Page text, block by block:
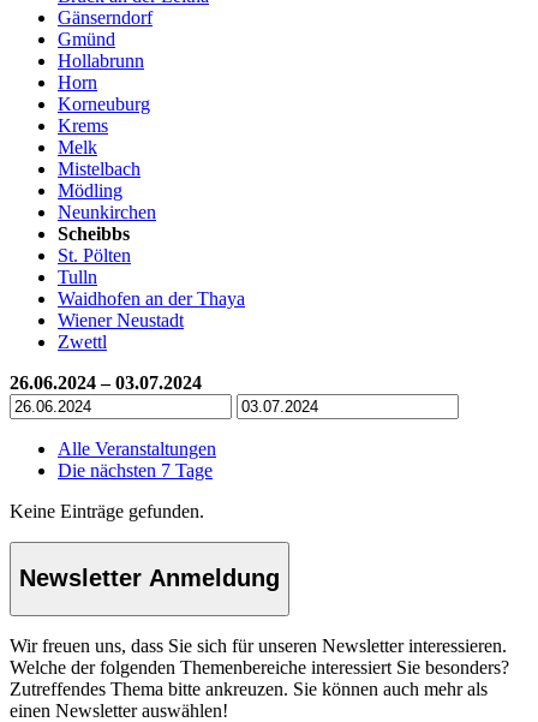
Gänserndorf
Gmünd
Hollabrunn
Horn
Korneuburg
Krems
Melk
Mistelbach
Mödling
Neunkirchen
Scheibbs
St. Pölten
Tulln
Waidhofen an der Thaya
Wiener Neustadt
Zwettl
26.06.2024 – 03.07.2024
Alle Veranstaltungen
Die nächsten 7 Tage
Keine Einträge gefunden.
Newsletter Anmeldung
Wir freuen uns, dass Sie sich für unseren Newsletter interessieren.
Welche der folgenden Themenbereiche interessiert Sie besonders?
Zutreffendes Thema bitte ankreuzen. Sie können auch mehr als
einen Newsletter auswählen!